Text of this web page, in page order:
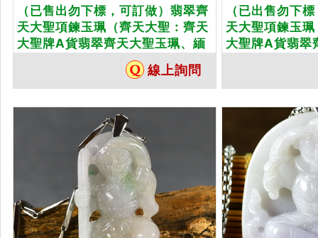
（已售出勿下標，可訂做）翡翠齊
天大聖項鍊玉珮（齊天大聖：齊天
大聖牌A貨翡翠齊天大聖玉珮、緬
甸玉齊天大聖玉墜）。淡綠色糯種
齊天大聖，KN040。客製化訂做
各種翡翠齊天大聖吊墜玉珮項鍊。
★附A貨翡翠雙證書
線上詢問
（已出售勿下
天大聖項鍊玉
大聖牌A貨翡翠
種翡翠齊天大
附A貨翡翠雙證